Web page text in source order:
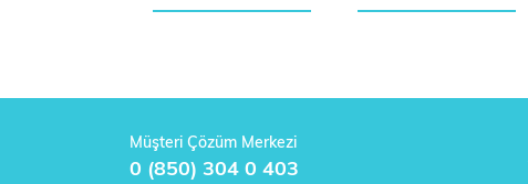
Müşteri Çözüm Merkezi
0 (850) 304 0 403